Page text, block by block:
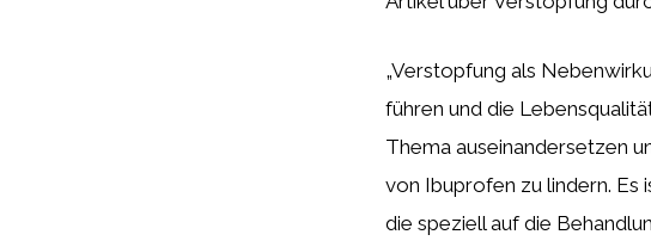
„Verstopfung als
führen und die
Thema auseinandersetzen
von Ibuprofen zu lindern. Es
die speziell auf die